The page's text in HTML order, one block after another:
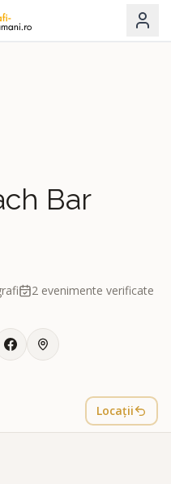
Bar
2 evenimente verificate
Locații